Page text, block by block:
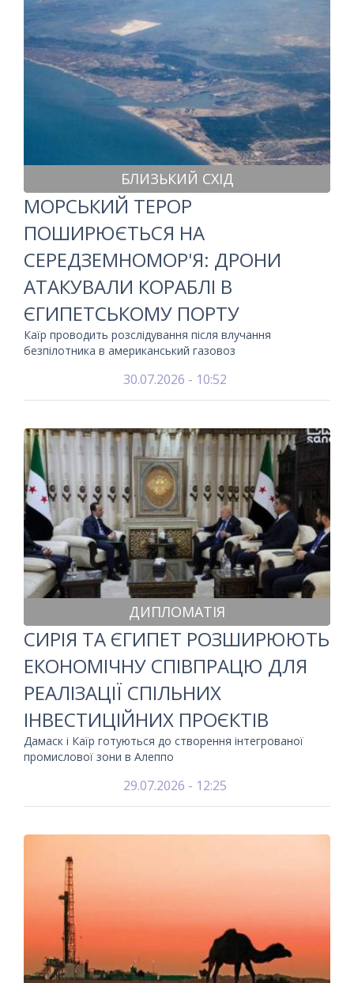
БЛИЗЬКИЙ СХІД
МОРСЬКИЙ ТЕРОР
ПОШИРЮЄТЬСЯ НА
СЕРЕДЗЕМНОМОР'Я: ДРОНИ
АТАКУВАЛИ КОРАБЛІ В
ЄГИПЕТСЬКОМУ ПОРТУ
Каїр проводить розслідування після влучання
безпілотника в американський газовоз
30.07.2026 - 10:52
ДИПЛОМАТІЯ
СИРІЯ ТА ЄГИПЕТ РОЗШИРЮЮТЬ
ЕКОНОМІЧНУ СПІВПРАЦЮ ДЛЯ
РЕАЛІЗАЦІЇ СПІЛЬНИХ
ІНВЕСТИЦІЙНИХ ПРОЄКТІВ
Дамаск і Каїр готуються до створення інтегрованої
промислової зони в Алеппо
29.07.2026 - 12:25